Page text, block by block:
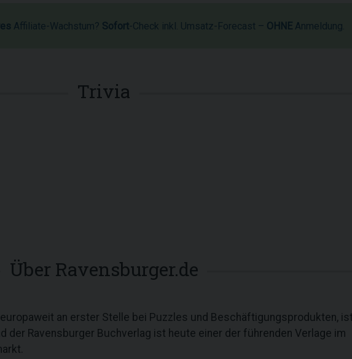
Affiliate-Wachstum? Sofort-Check inkl. Umsatz-Forecast – OHNE Anmeldung.
Trivia
Über Ravensburger.de
an erster Stelle bei Puzzles und Beschäftigungsprodukten, ist
der Ravensburger Buchverlag ist heute einer der führenden Verlage im